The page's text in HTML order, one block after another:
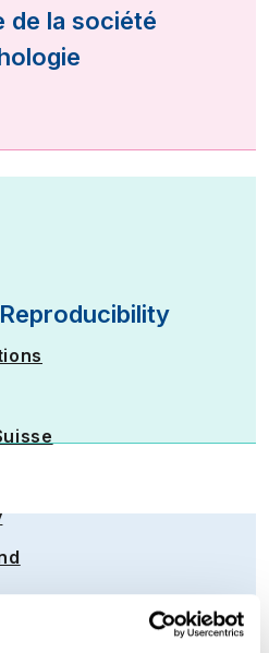
de la société